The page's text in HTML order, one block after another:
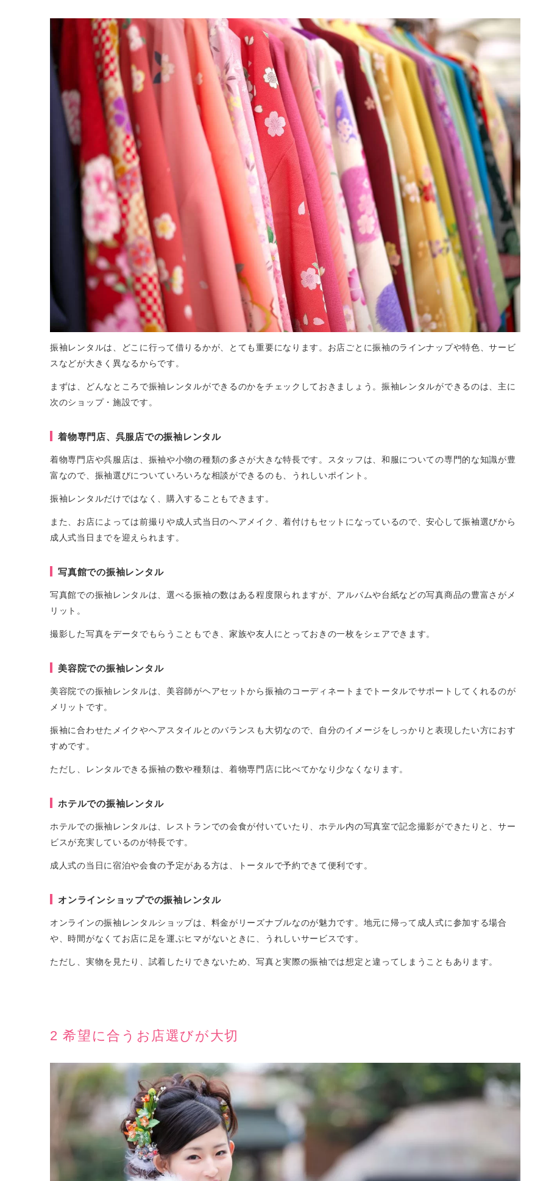
振袖レンタルは、どこに行って借りるかが、とても重要になります。お店ごとに振袖のラインナップや特色、サービ
スなどが大きく異なるからです。
まずは、どんなところで振袖レンタルができるのかをチェックしておきましょう。振袖レンタルができるのは、主に
次のショップ・施設です。
着物専門店、呉服店での振袖レンタル
着物専門店や呉服店は、振袖や小物の種類の多さが大きな特長です。スタッフは、和服についての専門的な知識が豊
富なので、振袖選びについていろいろな相談ができるのも、うれしいポイント。
振袖レンタルだけではなく、購入することもできます。
また、お店によっては前撮りや成人式当日のヘアメイク、着付けもセットになっているので、安心して振袖選びから
成人式当日までを迎えられます。
写真館での振袖レンタル
写真館での振袖レンタルは、選べる振袖の数はある程度限られますが、アルバムや台紙などの写真商品の豊富さがメ
リット。
撮影した写真をデータでもらうこともでき、家族や友人にとっておきの一枚をシェアできます。
美容院での振袖レンタル
美容院での振袖レンタルは、美容師がヘアセットから振袖のコーディネートまでトータルでサポートしてくれるのが
メリットです。
振袖に合わせたメイクやヘアスタイルとのバランスも大切なので、自分のイメージをしっかりと表現したい方におす
すめです。
ただし、レンタルできる振袖の数や種類は、着物専門店に比べてかなり少なくなります。
ホテルでの振袖レンタル
ホテルでの振袖レンタルは、レストランでの会食が付いていたり、ホテル内の写真室で記念撮影ができたりと、サー
ビスが充実しているのが特長です。
成人式の当日に宿泊や会食の予定がある方は、トータルで予約できて便利です。
オンラインショップでの振袖レンタル
オンラインの振袖レンタルショップは、料金がリーズナブルなのが魅力です。地元に帰って成人式に参加する場合
や、時間がなくてお店に足を運ぶヒマがないときに、うれしいサービスです。
ただし、実物を見たり、試着したりできないため、写真と実際の振袖では想定と違ってしまうこともあります。
2 希望に合うお店選びが大切